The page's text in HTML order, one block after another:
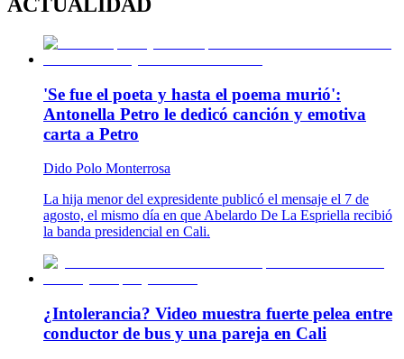
'Se fue el poeta y hasta el poema murió':
Antonella Petro le dedicó canción y emotiva
carta a Petro
Dido Polo Monterrosa
La hija menor del expresidente publicó el mensaje el 7 de
agosto, el mismo día en que Abelardo De La Espriella recibió
la banda presidencial en Cali.
¿Intolerancia? Video muestra fuerte pelea entre
conductor de bus y una pareja en Cali